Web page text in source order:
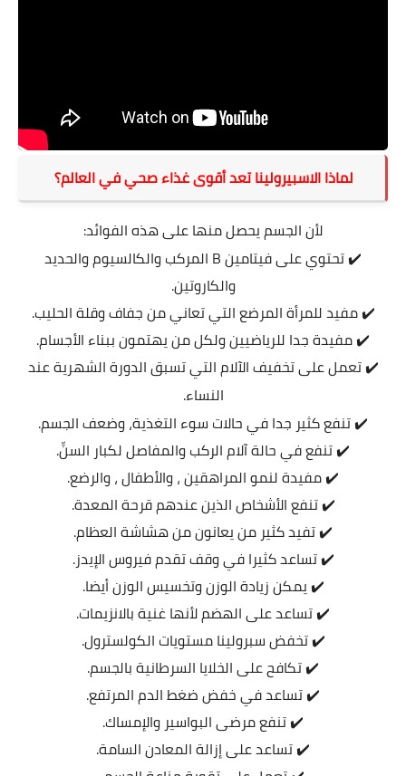
لماذا الاسبيرولينا تعد أقوى غذاء صحي في العالم؟
لأن الجسم يحصل منها على هذه الفوائد:
✔️ تحتوي على فيتامين B المركب والكالسيوم والحديد
والكاروتين.
✔️ مفيد للمرأة المرضع التي تعاني من جفاف وقلة الحليب.
✔️ مفيدة جدا للرياضيين ولكل من يهتمون ببناء الأجسام.
✔️ تعمل على تخفيف الآلام التي تسبق الدورة الشهرية عند
النساء.
✔️ تنفع كثير جدا في حالات سوء التغذية، وضعف الجسم.
✔️ تنفع في حالة آلام الركب والمفاصل لكبار السنِّ.
✔️ مفيدة لنمو المراهقين ، والأطفال ، والرضع.
✔️ تنفع الأشخاص الذين عندهم قرحة المعدة.
✔️ تفيد كثير من يعانون من هشاشة العظام.
✔️ تساعد كثيرا في وقف تقدم فيروس الإيدز.
✔️ يمكن زيادة الوزن وتخسيس الوزن أيضا.
✔️ تساعد على الهضم لأنها غنية بالانزيمات.
✔️ تخفض سبرولينا مستويات الكولسترول.
✔️ تكافح على الخلايا السرطانية بالجسم.
✔️ تساعد في خفض ضغط الدم المرتفع.
✔️ تنفع مرضى البواسير والإمساك.
✔️ تساعد على إزالة المعادن السامة.